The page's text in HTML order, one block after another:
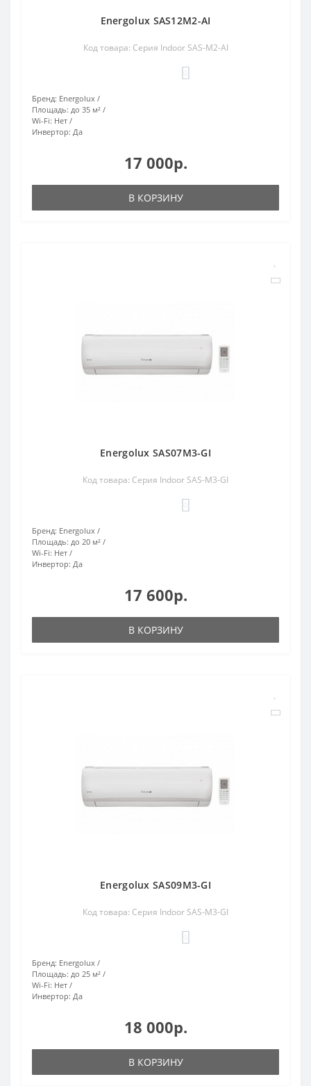
Energolux SAS12M2-AI
Код товара: Серия Indoor SAS-M2-AI
Бренд: Energolux
Площадь: до 35 м²
Wi-Fi: Нет
Инвертор: Да
17 000р.
В КОРЗИНУ
Energolux SAS07M3-GI
Код товара: Серия Indoor SAS-M3-GI
Бренд: Energolux
Площадь: до 20 м²
Wi-Fi: Нет
Инвертор: Да
17 600р.
В КОРЗИНУ
Energolux SAS09M3-GI
Код товара: Серия Indoor SAS-M3-GI
Бренд: Energolux
Площадь: до 25 м²
Wi-Fi: Нет
Инвертор: Да
18 000р.
В КОРЗИНУ